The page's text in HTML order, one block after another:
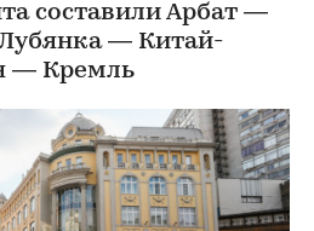
составили Арбат —
— Китай-
— Кремль